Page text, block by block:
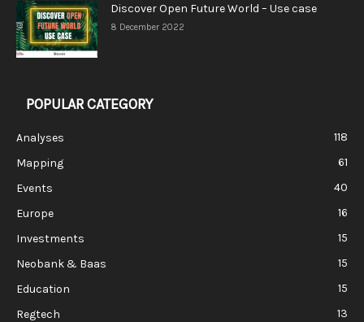
Discover Open Future World – Use case
8 December 2022
POPULAR CATEGORY
Analyses
118
Mapping
61
Events
40
Europe
16
Investments
15
Neobank & Baas
15
Education
15
Regtech
13